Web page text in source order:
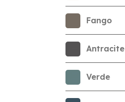
Fango
Antracite
Verde